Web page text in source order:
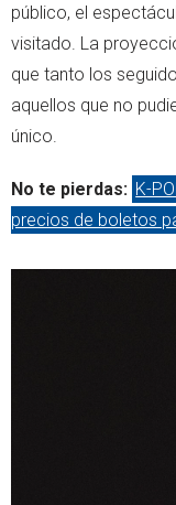
público, el
visitado. La
que tanto los
aquellos que no
único.
No te pierdas: K-
precios de boletos